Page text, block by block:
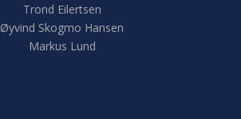
Trond Eilertsen
Øyvind Skogmo Hansen
Markus Lund